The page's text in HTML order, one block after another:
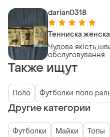
darian0318
Тенниска
Чудова
обслуговування
Также ищут
Поло Футболки поло
Другие категории
Футболки Майки Топы